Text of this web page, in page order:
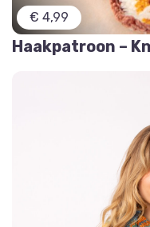
€ 4,99
Haakpatroon –